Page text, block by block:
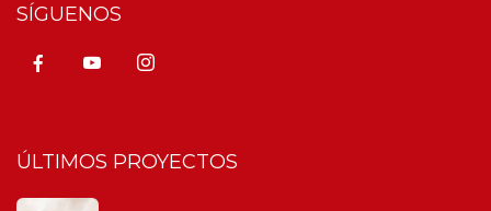
SÍGUENOS
ÚLTIMOS PROYECTOS